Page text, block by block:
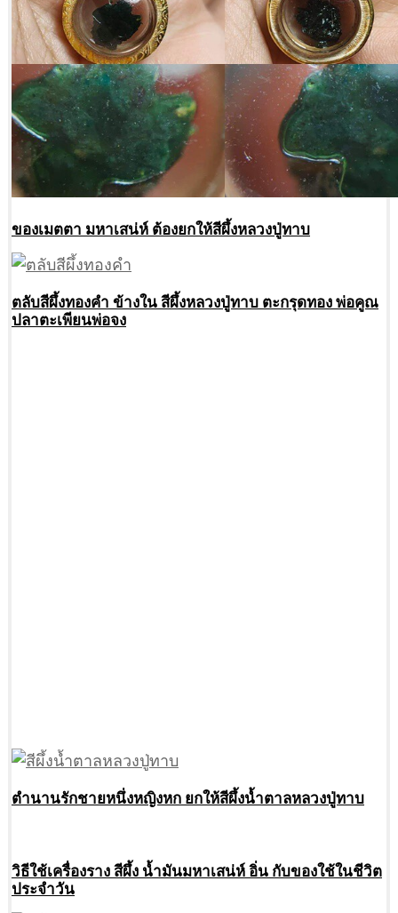
ของเมตตา มหาเสน่ห์ ต้องยกให้สีผึ้งหลวงปู่ทาบ
ตลับสีผึ้งทองคำ ข้างใน สีผึ้งหลวงปู่ทาบ ตะกรุดทอง พ่อคูณ
ปลาตะเพียนพ่อจง
ตำนานรักชายหนึ่งหญิงหก ยกให้สีผึ้งน้ำตาลหลวงปู่ทาบ
วิธีใช้เครื่องราง สีผึ้ง น้ำมันมหาเสน่ห์ อิ่น กับของใช้ในชีวิต
ประจำวัน